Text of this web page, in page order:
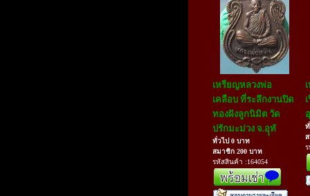
เหรียญหลวงพ่อ
เคลือบ ที่ระลึกงานปิด
ทองฝังลูกนิมิต วัด
ปรักมะม่วง จ.อุุทั
ทั่วไป 0 บาท
สมาชิก 200 บาท
รหัสสินค้า :164054